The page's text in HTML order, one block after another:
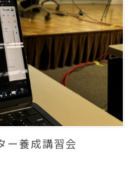
ー養成講習会